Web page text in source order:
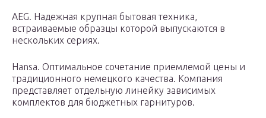
AEG. Надежная крупная бытовая техника,
встраиваемые образцы которой выпускаются в
нескольких сериях.
Hansa. Оптимальное сочетание приемлемой цены и
традиционного немецкого качества. Компания
представляет отдельную линейку зависимых
комплектов для бюджетных гарнитуров.